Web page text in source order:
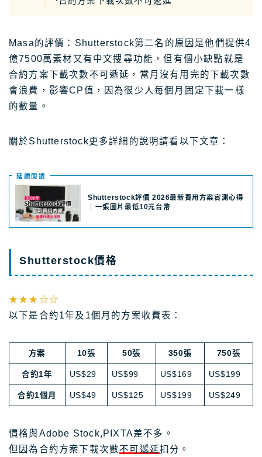
Masa的評價：Shutterstock第二名的原因是他們提供4
億7500萬素材又有中文搜尋功能，但有個小缺點就是
合約方案下載次數不可遞延，當月沒有用完的下載次數
會浪費，影響CP值，因為很少人每個月固定下載一樣
的數量。
關於Shutterstock更多詳細的說明請看以下文章：
延續閲讀
Shutterstock評價 2026最新費用方案實測心得
｜一張圖片最低10元台幣
Shutterstock價格
★★★☆☆
以下是合約1年及1個月的方案收費表：
方案 10張 50張 350張 750張
合約1年 US$29 US$99 US$169 US$199
合約1個月 US$49 US$125 US$199 US$249
價格與Adobe Stock,PIXTA差不多。
但因為合約方案下載次數不可遞延扣分。